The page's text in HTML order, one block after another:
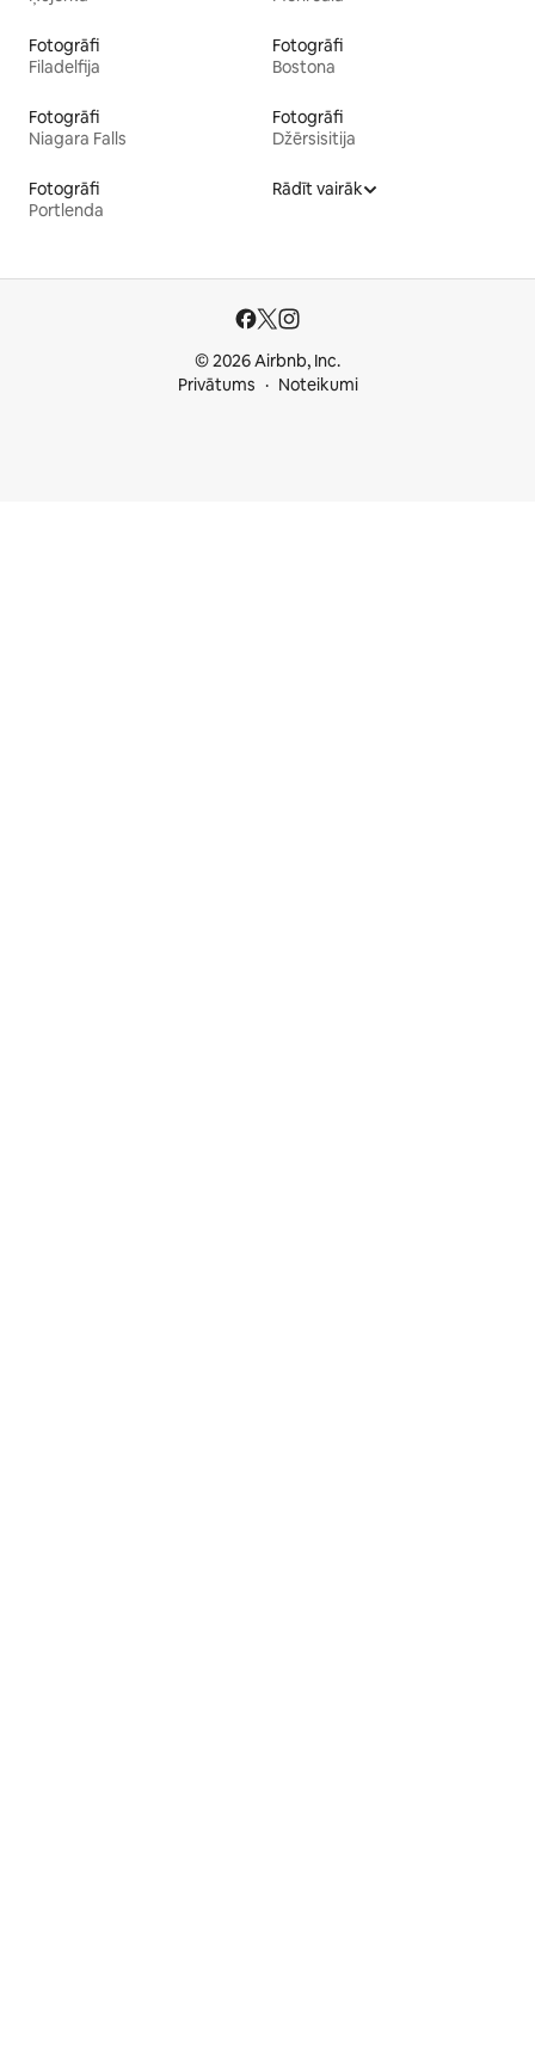
Fotogrāfi
Filadelfija
Fotogrāfi
Bostona
Fotogrāfi
Niagara Falls
Fotogrāfi
Džērsisitija
Fotogrāfi
Portlenda
Rādīt vairāk
© 2026 Airbnb, Inc.
Privātums
Noteikumi